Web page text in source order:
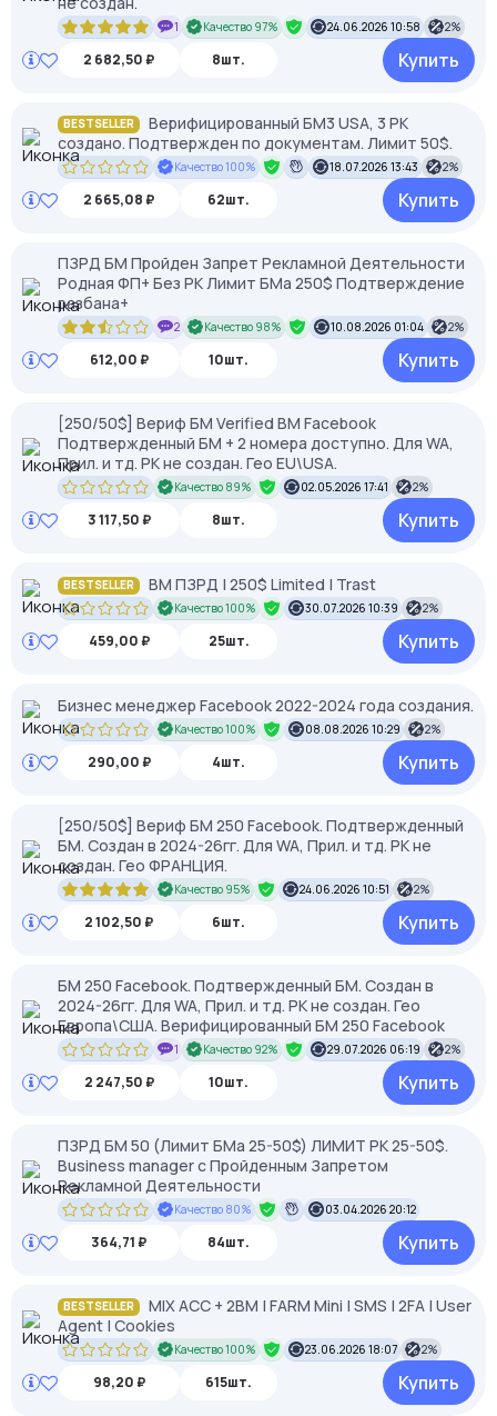
1 Качество 97% 24.06.2026 10:58 2%
2 682,50 ₽ 8шт. Купить
BESTSELLER
Верифицированный БМ3 USA, 3 РК
создано. Подтвержден по документам. Лимит 50$.
Качество 100% 18.07.2026 13:43 2%
2 665,08 ₽ 62шт. Купить
ПЗРД БМ Пройден Запрет Рекламной Деятельности
Родная ФП+ Без РК Лимит БМа 250$ Подтверждение
разбана+
2 Качество 98% 10.08.2026 01:04 2%
612,00 ₽ 10шт. Купить
[250/50$] Вериф БМ Verified BM Facebook
Подтвержденный БМ + 2 номера доступно. Для WA,
Прил. и тд. РК не создан. Гео EU\USA.
Качество 89% 02.05.2026 17:41 2%
3 117,50 ₽ 8шт. Купить
BESTSELLER BM ПЗРД | 250$ Limited | Trast
Качество 100% 30.07.2026 10:39 2%
459,00 ₽ 25шт. Купить
Бизнес менеджер Facebook 2022-2024 года создания.
Качество 100% 08.08.2026 10:29 2%
290,00 ₽ 4шт. Купить
[250/50$] Вериф БМ 250 Facebook. Подтвержденный
БМ. Создан в 2024-26гг. Для WA, Прил. и тд. РК не
создан. Гео ФРАНЦИЯ.
Качество 95% 24.06.2026 10:51 2%
2 102,50 ₽ 6шт. Купить
БМ 250 Facebook. Подтвержденный БМ. Создан в
2024-26гг. Для WA, Прил. и тд. РК не создан. Гео
Европа\США. Верифицированный БМ 250 Facebook
1 Качество 92% 29.07.2026 06:19 2%
2 247,50 ₽ 10шт. Купить
ПЗРД БМ 50 (Лимит БМа 25-50$) ЛИМИТ РК 25-50$.
Business manager с Пройденным Запретом
Рекламной Деятельности
Качество 80% 03.04.2026 20:12
364,71 ₽ 84шт. Купить
BESTSELLER
MIX ACC + 2BM | FARM Mini | SMS | 2FA | User
Agent | Cookies
Качество 100% 23.06.2026 18:07 2%
98,20 ₽ 615шт. Купить